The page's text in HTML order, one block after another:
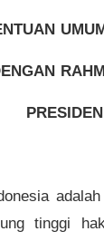
tinggi